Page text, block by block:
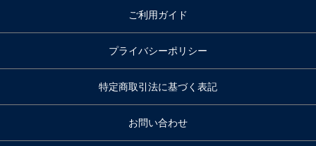
ご利用ガイド
プライバシーポリシー
特定商取引法に基づく表記
お問い合わせ